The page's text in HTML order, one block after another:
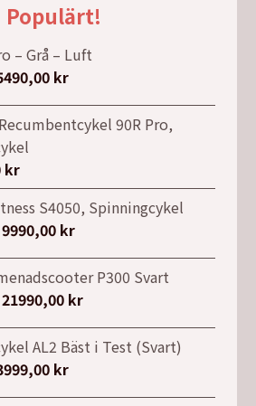
Populärt!
– Grå – Luft
priset
kr.
krDet
priset 90R Pro,
kr
S4050, Spinningcykel
Det
priset
var:
9990,00 krDet
priset
är:
P300 Svart
Det
priset
var:
21990,00 krDet
priset
AL2 Bäst i Test (Svart)
krDet